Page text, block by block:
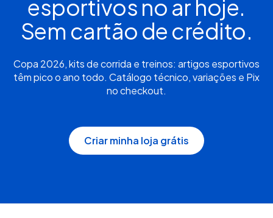
esportivos no ar hoje.
Sem cartão de crédito.
Copa 2026, kits de corrida e treinos: artigos esportivos
têm pico o ano todo. Catálogo técnico, variações e Pix
no checkout.
Criar minha loja grátis